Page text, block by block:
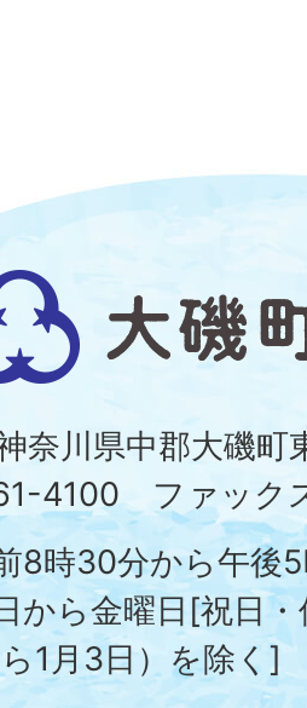
大
磯
町
奈川県中郡大磯
4100 ファック
8時30分から午後
から金曜日[祝日
1月3日）を除く]